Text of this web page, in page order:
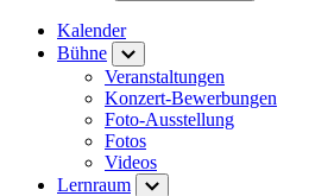
Kalender
Bühne
Veranstaltungen
Konzert-Bewerbungen
Foto-Ausstellung
Fotos
Videos
Lernraum